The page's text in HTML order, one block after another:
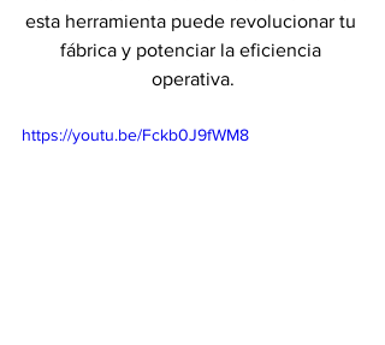
esta herramienta puede revolucionar tu
fábrica y potenciar la eficiencia
operativa.
https://youtu.be/Fckb0J9fWM8